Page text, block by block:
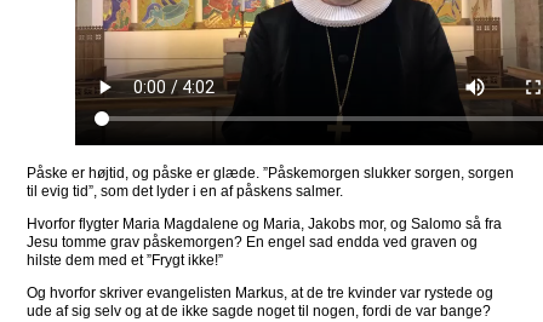
Påske er højtid, og påske er glæde. ”Påskemorgen slukker sorgen, sorgen
til evig tid”, som det lyder i en af påskens salmer.
Hvorfor flygter Maria Magdalene og Maria, Jakobs mor, og Salomo så fra
Jesu tomme grav påskemorgen? En engel sad endda ved graven og
hilste dem med et ”Frygt ikke!”
Og hvorfor skriver evangelisten Markus, at de tre kvinder var rystede og
ude af sig selv og at de ikke sagde noget til nogen, fordi de var bange?